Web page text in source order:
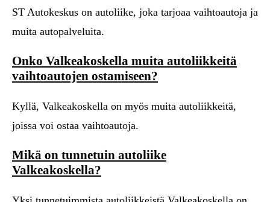
ST Autokeskus on autoliike, joka tarjoaa vaihtoautoja ja
muita autopalveluita.
Onko Valkeakoskella muita autoliikkeitä
vaihtoautojen ostamiseen?
Kyllä, Valkeakoskella on myös muita autoliikkeitä,
joissa voi ostaa vaihtoautoja.
Mikä on tunnetuin autoliike
Valkeakoskella?